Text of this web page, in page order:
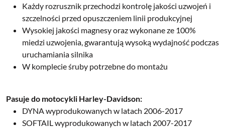
Każdy rozrusznik przechodzi kontrolę jakości uzwojeń i
szczelności przed opuszczeniem linii produkcyjnej
Wysokiej jakości magnesy oraz wykonane ze 100%
miedzi uzwojenia, gwarantują wysoką wydajność podczas
uruchamiania silnika
W komplecie śruby potrzebne do montażu
Pasuje do motocykli Harley-Davidson:
DYNAwyprodukowanych w latach 2006-2017
SOFTAILwyprodukowanych w latach 2007-2017